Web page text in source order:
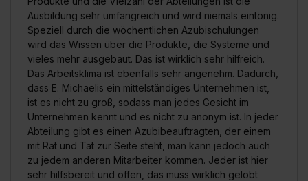
Ausbildung sehr umfangreich und wird niemals eintönig.
Speziell durch die wöchentlichen Azubischulungen
wird das Wissen über die Produkte, die Systeme und
vieles mehr ausgebaut. Das ist wirklich sehr hilfreich.
Das Arbeitsklima ist ebenfalls sehr angenehm. Dadurch,
dass E. Michaelis ein mittelständiges Unternehmen ist,
ist es nicht zu groß, sodass man jedes Gesicht im
Unternehmen kennt und es nicht zu anonym ist. In jeder
Abteilung gibt es einen Azubibeauftragten, der einem
mit Rat und Tat zur Seite steht, man kann jedoch auch
zu jedem anderen Mitarbeiter kommen. Jeder ist hier
sehr hilfsbereit und offen, das muss wirklich gelobt